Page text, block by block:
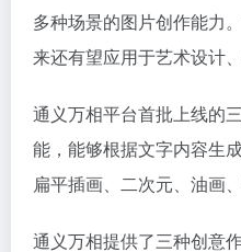
多种场景的图片创作能力
来还有望应用于艺术设计
通义万相平台首批上线的
能，能够根据文字内容生
扁平插画、二次元、油画
通义万相提供了三种创意